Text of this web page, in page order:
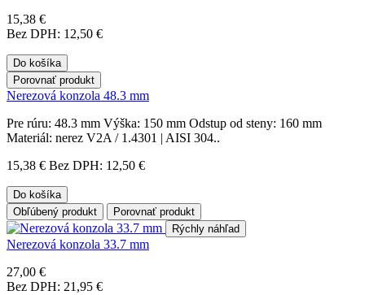
15,38 €
Bez DPH: 12,50 €
Do košíka
Porovnať produkt
Nerezová konzola 48.3 mm
Pre rúru: 48.3 mm Výška: 150 mm Odstup od steny: 160 mm
Materiál: nerez V2A / 1.4301 | AISI 304..
15,38 € Bez DPH: 12,50 €
Do košíka
Obľúbený produkt
Porovnať produkt
Rýchly náhľad
Nerezová konzola 33.7 mm
27,00 €
Bez DPH: 21,95 €